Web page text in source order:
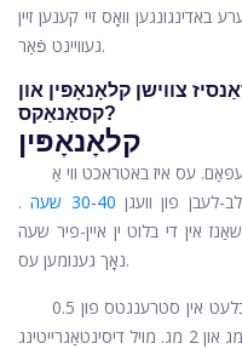
באדינגונגען וואָס זיי קענען זיין
געוויינט פֿאַר.
צווישן קלאָנאָפּין און
קסאַנאַקס?
קלאָנאָפּין
עס איז באטראכט ווי אַ
לעבן פון וועגן 30-40 שעה
.
אין די בלוט ין איין-פיר שעה
נאָך גענומען עס.
קלאָנאָפּין איז בנימצא ווי אַ דזשאַנעריק טאַבלעט אין סטרענגטס פון 0.5
מג, 1 מג און 2 מג. מויל דיסינטאַגרייטינג (ODT) טאַבלעץ זענען אויך בנימצא